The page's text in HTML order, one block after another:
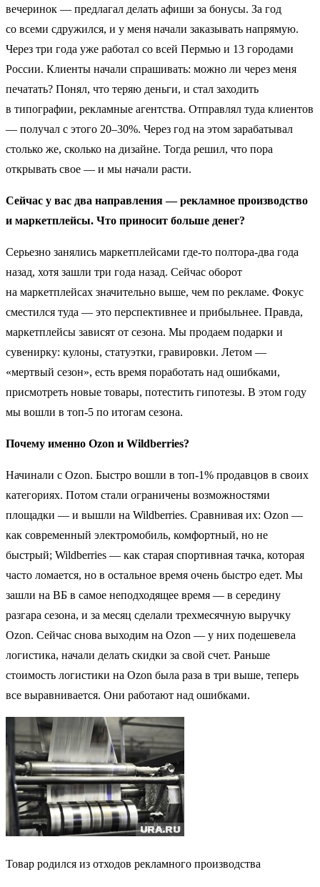
вечеринок — предлагал делать афиши за бонусы. За год
со всеми сдружился, и у меня начали заказывать напрямую.
Через три года уже работал со всей Пермью и 13 городами
России. Клиенты начали спрашивать: можно ли через меня
печатать? Понял, что теряю деньги, и стал заходить
в типографии, рекламные агентства. Отправлял туда клиентов
— получал с этого 20–30%. Через год на этом зарабатывал
столько же, сколько на дизайне. Тогда решил, что пора
открывать свое — и мы начали расти.
Сейчас у вас два направления — рекламное производство
и маркетплейсы. Что приносит больше денег?
Серьезно занялись маркетплейсами где-то полтора-два года
назад, хотя зашли три года назад. Сейчас оборот
на маркетплейсах значительно выше, чем по рекламе. Фокус
сместился туда — это перспективнее и прибыльнее. Правда,
маркетплейсы зависят от сезона. Мы продаем подарки и
сувенирку: кулоны, статуэтки, гравировки. Летом —
«мертвый сезон», есть время поработать над ошибками,
присмотреть новые товары, потестить гипотезы. В этом году
мы вошли в топ-5 по итогам сезона.
Почему именно Ozon и Wildberries?
Начинали с Ozon. Быстро вошли в топ-1% продавцов в своих
категориях. Потом стали ограничены возможностями
площадки — и вышли на Wildberries. Сравнивая их: Ozon —
как современный электромобиль, комфортный, но не
быстрый; Wildberries — как старая спортивная тачка, которая
часто ломается, но в остальное время очень быстро едет. Мы
зашли на ВБ в самое неподходящее время — в середину
разгара сезона, и за месяц сделали трехмесячную выручку
Ozon. Сейчас снова выходим на Ozon — у них подешевела
логистика, начали делать скидки за свой счет. Раньше
стоимость логистики на Ozon была раза в три выше, теперь
все выравнивается. Они работают над ошибками.
Товар родился из отходов рекламного производства